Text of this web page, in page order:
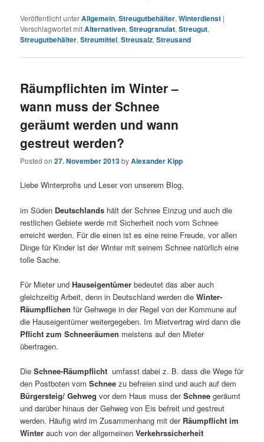
Veröffentlicht unterAllgemein,Streugutbehälter,Winterdienst |
Verschlagwortet mitAlternativen,Streugranulat,Streugut,
Streugutbehälter,Streumittel,Streusalz,Streusand
Räumpflichten im Winter –
wann muss der Schnee
geräumt werden und wann
gestreut werden?
Posted on27. November 2013byAlexander Kipp
Liebe Winterprofis und Leser von unserem Blog,
im Süden Deutschlands hält der Schnee Einzug und auch die
restlichen Gebiete werde mit Sicherheit noch vom Schnee
erreicht werden. Für die einen ist es eine reine Freude, vor allen
Dinge für Kinder ist der Winter mit seinem Schnee natürlich eine
tolle Sache.
Für Mieter undHauseigentümer bedeutet das aber auch
gleichzeitig Arbeit, denn in Deutschland werden dieWinter-
Räumpflichen für Gehwege in der Regel von der Kommune auf
die Hauseigentümer weitergegeben. Im Mietvertrag wird dann die
Pflicht zum Schneeräumen meistens auf den Mieter
übertragen.
DieSchnee-Räumpflicht umfasst dabei z. B. dass die Wege für
den Postboten vomSchnee zu befreien sind und auch auf dem
Bürgersteig/ Gehweg vor dem Haus muss derSchneegeräumt
und darüber hinaus der Gehweg von Eis befreit und gestreut
werden. Häufig wird im Zusammenhang mit der Räumpflicht im
Winter auch von der allgemeinenVerkehrssicherheit